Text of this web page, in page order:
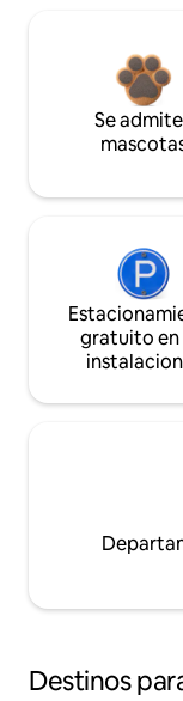
Se
gratuito en
Destinos